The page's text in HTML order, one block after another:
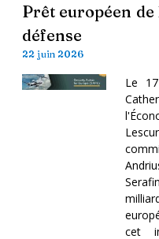
Prêt européen
défense
22 juin 2026
Le
cet